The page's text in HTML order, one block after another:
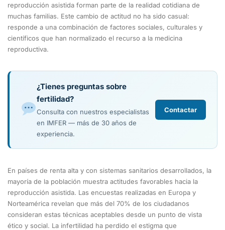
reproducción asistida forman parte de la realidad cotidiana de
muchas familias. Este cambio de actitud no ha sido casual:
responde a una combinación de factores sociales, culturales y
científicos que han normalizado el recurso a la medicina
reproductiva.
¿Tienes preguntas sobre
fertilidad?
Consulta con nuestros especialistas
en IMFER — más de 30 años de
experiencia.
Contactar
En países de renta alta y con sistemas sanitarios desarrollados, la
mayoría de la población muestra actitudes favorables hacia la
reproducción asistida. Las encuestas realizadas en Europa y
Norteamérica revelan que más del 70% de los ciudadanos
consideran estas técnicas aceptables desde un punto de vista
ético y social. La infertilidad ha perdido el estigma que